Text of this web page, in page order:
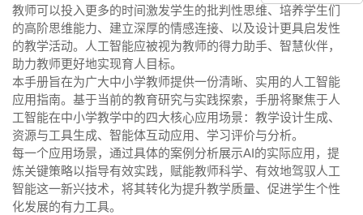
教师可以投入更多的时间激发学生的批判性思维、培养学生们
的高阶思维能力、建立深厚的情感连接、以及设计更具启发性
的教学活动。人工智能应被视为教师的得力助手、智慧伙伴，
助力教师更好地实现育人目标。
本手册旨在为广大中小学教师提供一份清晰、实用的人工智能
应用指南。基于当前的教育研究与实践探索，手册将聚焦于人
工智能在中小学教学中的四大核心应用场景：教学设计生成、
资源与工具生成、智能体互动应用、学习评价与分析。
每一个应用场景，通过具体的案例分析展示AI的实际应用，提
炼关键策略以指导有效实践，赋能教师科学、有效地驾驭人工
智能这一新兴技术，将其转化为提升教学质量、促进学生个性
化发展的有力工具。